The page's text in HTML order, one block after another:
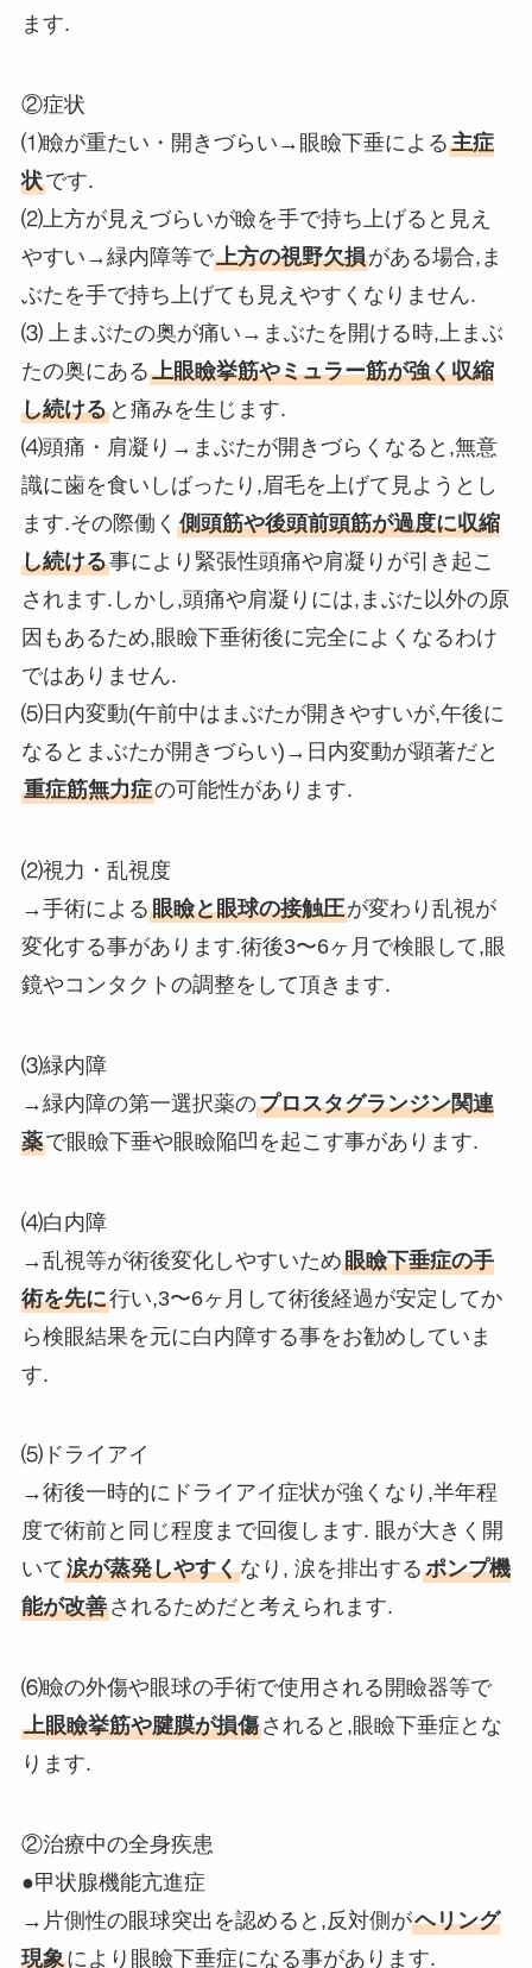
ます.
②症状
⑴瞼が重たい・開きづらい→眼瞼下垂による主症
状です.
⑵上方が見えづらいが瞼を手で持ち上げると見え
やすい→緑内障等で上方の視野欠損がある場合,ま
ぶたを手で持ち上げても見えやすくなりません.
⑶ 上まぶたの奥が痛い→まぶたを開ける時,上まぶ
たの奥にある上眼瞼挙筋やミュラー筋が強く収縮
し続けると痛みを生じます.
⑷頭痛・肩凝り→まぶたが開きづらくなると,無意
識に歯を食いしばったり,眉毛を上げて見ようとし
ます.その際働く 側頭筋や後頭前頭筋が過度に収縮
し続ける事により緊張性頭痛や肩凝りが引き起こ
されます.しかし,頭痛や肩凝りには,まぶた以外の原
因もあるため,眼瞼下垂術後に完全によくなるわけ
ではありません.
⑸日内変動(午前中はまぶたが開きやすいが,午後に
なるとまぶたが開きづらい)→日内変動が顕著だと
重症筋無力症の可能性があります.
⑵視力・乱視度
→手術による眼瞼と眼球の接触圧が変わり乱視が
変化する事があります.術後3〜6ヶ月で検眼して,眼
鏡やコンタクトの調整をして頂きます.
⑶緑内障
→緑内障の第一選択薬のプロスタグランジン関連
薬で眼瞼下垂や眼瞼陥凹を起こす事があります.
⑷白内障
→乱視等が術後変化しやすいため眼瞼下垂症の手
術を先に行い,3〜6ヶ月して術後経過が安定してか
ら検眼結果を元に白内障する事をお勧めしていま
す.
⑸ドライアイ
→術後一時的にドライアイ症状が強くなり,半年程
度で術前と同じ程度まで回復します. 眼が大きく開
いて涙が蒸発しやすくなり, 涙を排出するポンプ機
能が改善されるためだと考えられます.
⑹瞼の外傷や眼球の手術で使用される開瞼器等で
上眼瞼挙筋や腱膜が損傷されると,眼瞼下垂症とな
ります.
②治療中の全身疾患
●甲状腺機能亢進症
→片側性の眼球突出を認めると,反対側がヘリング
現象により眼瞼下垂症になる事があります.